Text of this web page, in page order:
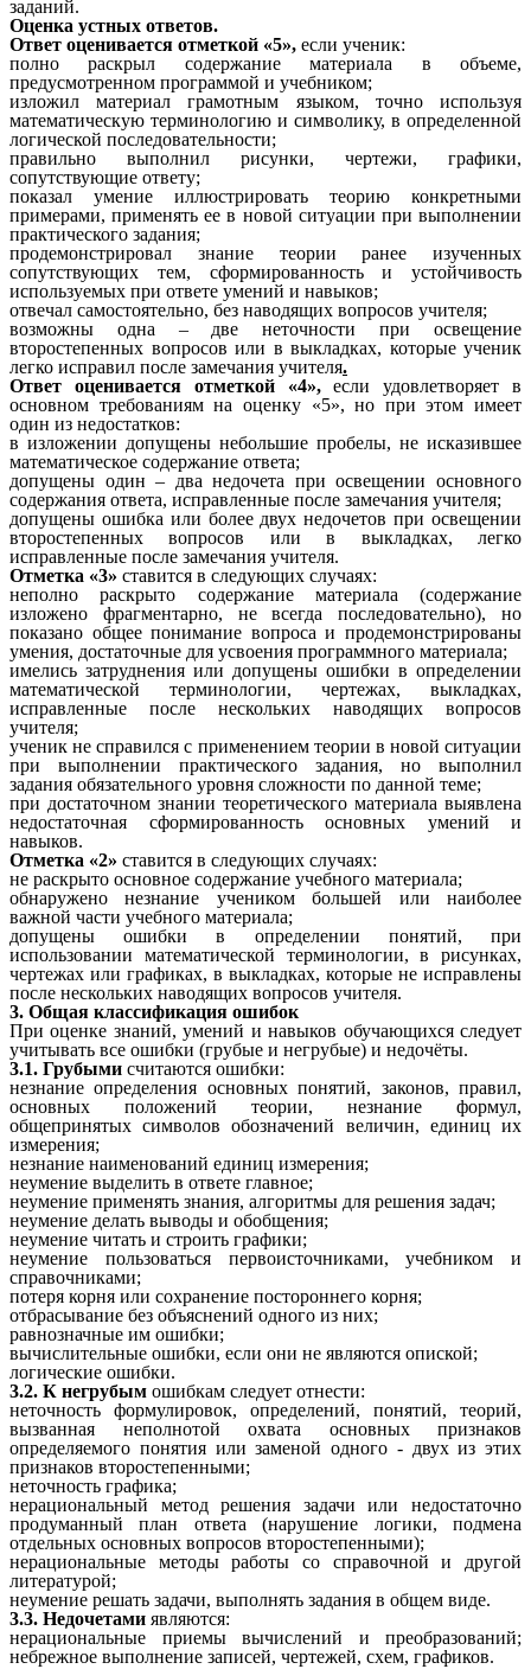
заданий.
Оценка устных ответов.
Ответ оценивается отметкой «5», если ученик:
полно раскрыл содержание материала в объеме,
предусмотренном программой и учебником;
изложил материал грамотным языком, точно используя
математическую терминологию и символику, в определенной
логической последовательности;
правильно выполнил рисунки, чертежи, графики,
сопутствующие ответу;
показал умение иллюстрировать теорию конкретными
примерами, применять ее в новой ситуации при выполнении
практического задания;
продемонстрировал знание теории ранее изученных
сопутствующих тем, сформированность и устойчивость
используемых при ответе умений и навыков;
отвечал самостоятельно, без наводящих вопросов учителя;
возможны одна – две неточности при освещение
второстепенных вопросов или в выкладках, которые ученик
легко исправил после замечания учителя.
Ответ оценивается отметкой «4»,если удовлетворяет в
основном требованиям на оценку «5», но при этом имеет
один из недостатков:
в изложении допущены небольшие пробелы, не исказившее
математическое содержание ответа;
допущены один – два недочета при освещении основного
содержания ответа, исправленные после замечания учителя;
допущены ошибка или более двух недочетов при освещении
второстепенных вопросов или в выкладках, легко
исправленные после замечания учителя.
Отметка «3» ставится в следующих случаях:
неполно раскрыто содержание материала (содержание
изложено фрагментарно, не всегда последовательно), но
показано общее понимание вопроса и продемонстрированы
умения, достаточные для усвоения программного материала;
имелись затруднения или допущены ошибки в определении
математической терминологии, чертежах, выкладках,
исправленные после нескольких наводящих вопросов
учителя;
ученик не справился с применением теории в новой ситуации
при выполнении практического задания, но выполнил
задания обязательного уровня сложности по данной теме;
при достаточном знании теоретического материала выявлена
недостаточная сформированность основных умений и
навыков.
Отметка «2» ставится в следующих случаях:
не раскрыто основное содержание учебного материала;
обнаружено незнание учеником большей или наиболее
важной части учебного материала;
допущены ошибки в определении понятий, при
использовании математической терминологии, в рисунках,
чертежах или графиках, в выкладках, которые не исправлены
после нескольких наводящих вопросов учителя.
3. Общая классификация ошибок
При оценке знаний, умений и навыков обучающихся следует
учитывать все ошибки (грубые и негрубые) и недочёты.
3.1. Грубыми считаются ошибки:
незнание определения основных понятий, законов, правил,
основных положений теории, незнание формул,
общепринятых символов обозначений величин, единиц их
измерения;
незнание наименований единиц измерения;
неумение выделить в ответе главное;
неумение применять знания, алгоритмы для решения задач;
неумение делать выводы и обобщения;
неумение читать и строить графики;
неумение пользоваться первоисточниками, учебником и
справочниками;
потеря корня или сохранение постороннего корня;
отбрасывание без объяснений одного из них;
равнозначные им ошибки;
вычислительные ошибки, если они не являются опиской;
логические ошибки.
3.2. К негрубым ошибкам следует отнести:
неточность формулировок, определений, понятий, теорий,
вызванная неполнотой охвата основных признаков
определяемого понятия или заменой одного - двух из этих
признаков второстепенными;
неточность графика;
нерациональный метод решения задачи или недостаточно
продуманный план ответа (нарушение логики, подмена
отдельных основных вопросов второстепенными);
нерациональные методы работы со справочной и другой
литературой;
неумение решать задачи, выполнять задания в общем виде.
3.3. Недочетами являются:
нерациональные приемы вычислений и преобразований;
небрежное выполнение записей, чертежей, схем, графиков.